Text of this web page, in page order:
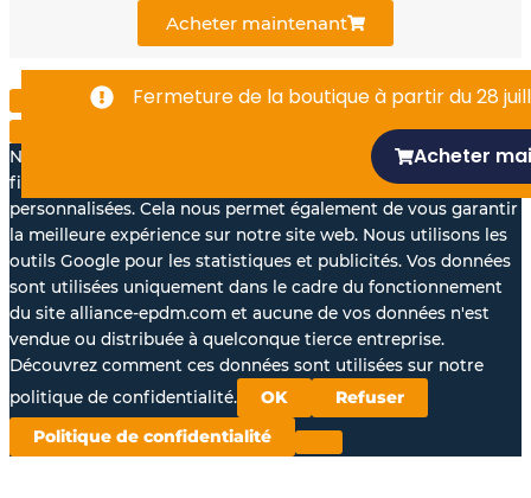
k
-
n
Acheter maintenant
Fermeture de la boutique à partir du 28
Acheter
Nous aimerions avec votre accord, utiliser vos données à des
fins statistiques et pour vous proposer des annonces
personnalisées. Cela nous permet également de vous garantir
la meilleure expérience sur notre site web. Nous utilisons les
outils Google pour les statistiques et publicités. Vos données
sont utilisées uniquement dans le cadre du fonctionnement
du site alliance-epdm.com et aucune de vos données n'est
vendue ou distribuée à quelconque tierce entreprise.
Découvrez comment ces données sont utilisées sur notre
politique de confidentialité.
OK Refuser
Politique de confidentialité